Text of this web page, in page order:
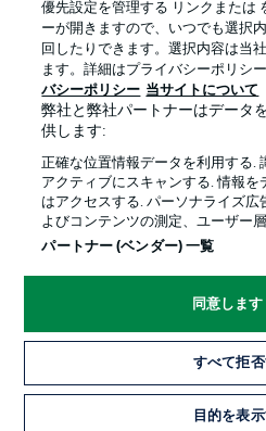
利用条件
求人
当サイトについて
© 2026 Bundesliga-
言語をお選びください
Display Mode
優先設定を管理する リンクまたは
ーが開きますので、いつでも選択
回したりできます。選択内容は当
ます。詳細はプライバシーポリシ
バシーポリシー 当サイトについて
弊社と弊社パートナーはデータ
供します:
正確な位置情報データを利用する.
アクティブにスキャンする. 情報
はアクセスする. パーソナライズ
よびコンテンツの測定、ユーザー
パートナー (ベンダー) 一覧
同意します
すべて拒
目的を表